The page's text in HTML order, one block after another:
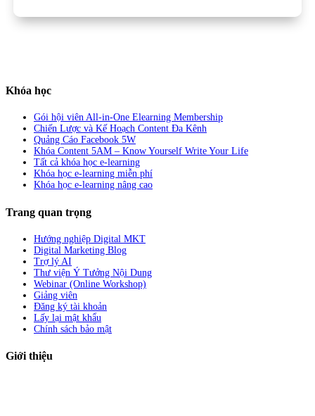
Khóa học
Gói hội viên All-in-One Elearning Membership
Chiến Lược và Kế Hoạch Content Đa Kênh
Quảng Cáo Facebook 5W
Khóa Content 5AM – Know Yourself Write Your Life
Tất cả khóa học e-learning
Khóa học e-learning miễn phí
Khóa học e-learning nâng cao
Trang quan trọng
Hướng nghiệp Digital MKT
Digital Marketing Blog
Trợ lý AI
Thư viện Ý Tưởng Nội Dung
Webinar (Online Workshop)
Giảng viên
Đăng ký tài khoản
Lấy lại mật khẩu
Chính sách bảo mật
Giới thiệu